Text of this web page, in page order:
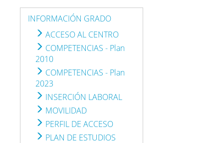
INFORMACIÓN GRADO
ACCESO AL CENTRO
COMPETENCIAS - Plan
2010
COMPETENCIAS - Plan
2023
INSERCIÓN LABORAL
MOVILIDAD
PERFIL DE ACCESO
PLAN DE ESTUDIOS